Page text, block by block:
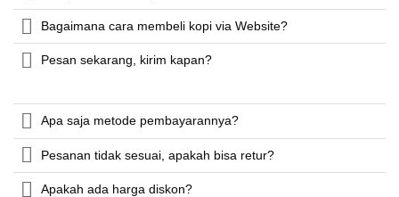
Bagaimana cara membeli kopi via Website?
Pesan sekarang, kirim kapan?
Apa saja metode pembayarannya?
Pesanan tidak sesuai, apakah bisa retur?
Apakah ada harga diskon?